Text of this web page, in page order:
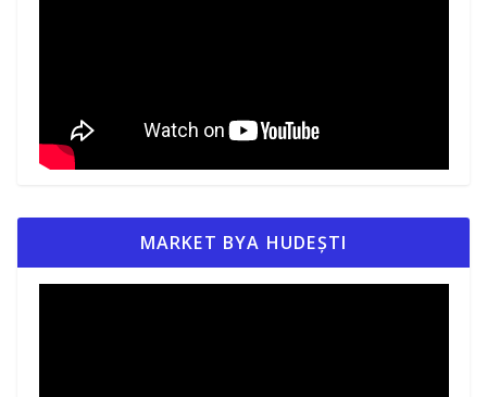
MARKET BYA HUDEȘTI